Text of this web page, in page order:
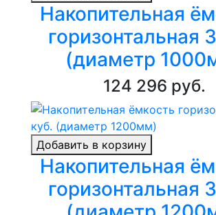
Накопительная
горизонтальная
(диаметр
124 296 руб.
Добавить в корзину
Накопительная
горизонтальная